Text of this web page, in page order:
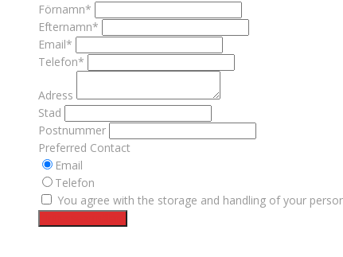
Förnamn*
Efternamn*
Email*
Telefon*
Adress
Stad
Postnummer
Preferred Contact
Email
Telefon
You agree with the storage and handling of your